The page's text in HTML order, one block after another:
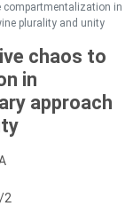
compartmentalization in
plurality and unity
chaos to
in
approach
2